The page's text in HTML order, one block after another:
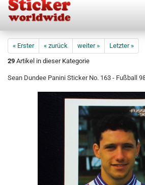
« Erster « zurück weiter »
Letzter »
29 Artikel in dieser Kategorie
Sean Dundee Panini Sticker No. 163 - Fußball